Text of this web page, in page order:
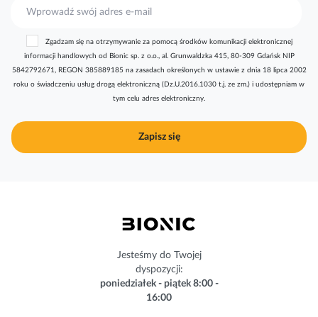
r
y
j
n
Zapisz się
Zgadzam się na otrzymywanie za pomocą środków komunikacji elektronicznej
informacji handlowych od Bionic sp. z o.o., al. Grunwaldzka 415, 80-309 Gdańsk NIP
5842792671, REGON 385889185 na zasadach określonych w ustawie z dnia 18 lipca 2002
roku o świadczeniu usług drogą elektroniczną (Dz.U.2016.1030 t.j. ze zm.) i udostępniam w
tym celu adres elektroniczny.
Jesteśmy do Twojej
dyspozycji:
poniedziałek - piątek 8:00 -
16:00